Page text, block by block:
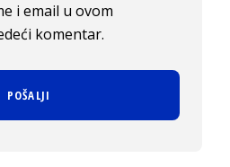
i email u ovom
komentar.